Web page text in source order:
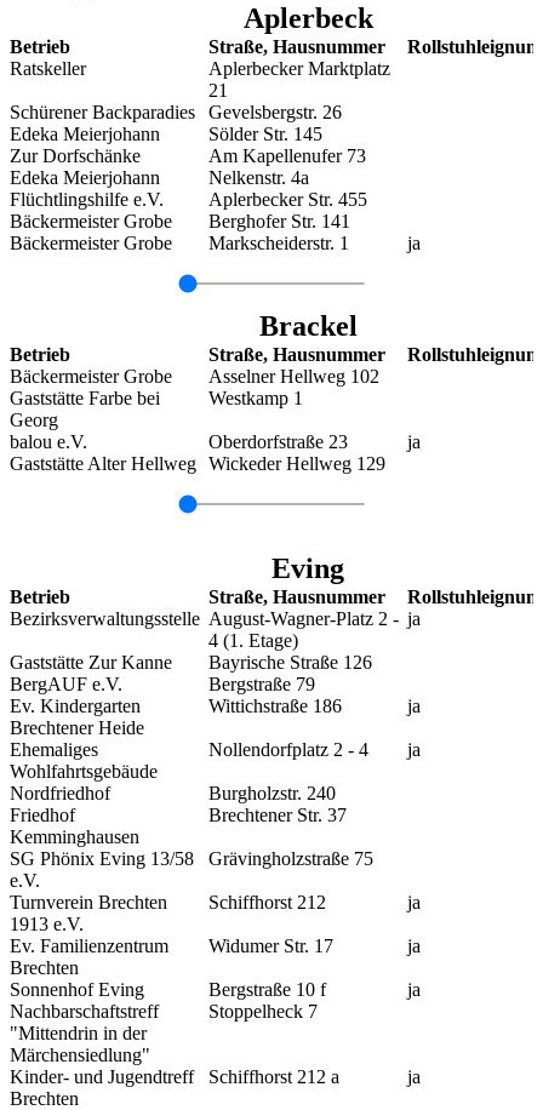
Aplerbeck
Betrieb Straße, Hausnummer
Ratskeller
Aplerbecker Marktplatz
21
Schürener Backparadies
Gevelsbergstr. 26
Edeka Meierjohann
Sölder Str. 145
Zur Dorfschänke
Am Kapellenufer 73
Edeka Meierjohann
Nelkenstr. 4a
Flüchtlingshilfe e.V.
Aplerbecker Str. 455
Bäckermeister Grobe
Berghofer Str. 141
Bäckermeister Grobe
Markscheiderstr. 1 ja
Brackel
Betrieb Straße, Hausnummer
Bäckermeister Grobe
Asselner Hellweg 102
Gaststätte Farbe bei
Georg
Westkamp 1
balou e.V. Oberdorfstraße 23
ja
Gaststätte Alter Hellweg Wickeder Hellweg 129
Eving
Betrieb Straße, Hausnummer
Bezirksverwaltungsstelle August-Wagner-Platz 2 -
4 (1. Etage)
ja
Gaststätte Zur Kanne
Bayrische Straße 126
BergAUF e.V.
Bergstraße 79
Ev. Kindergarten
Brechtener Heide
Wittichstraße 186 ja
Ehemaliges
Wohlfahrtsgebäude
Nollendorfplatz 2 - 4 ja
Nordfriedhof
Burgholzstr. 240
Friedhof
Kemminghausen
Brechtener Str. 37
SG Phönix Eving 13/58
e.V.
Grävingholzstraße 75
Turnverein Brechten
1913 e.V.
Schiffhorst 212 ja
Ev. Familienzentrum
Brechten
Widumer Str. 17 ja
Sonnenhof Eving Bergstraße 10 f
ja
Nachbarschaftstreff
"Mittendrin in der
Märchensiedlung"
Stoppelheck 7
Kinder- und Jugendtreff
Brechten
Schiffhorst 212 a ja